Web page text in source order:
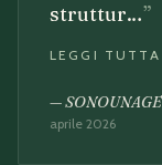
struttur…”
LEGGI TUTTA
—
aprile 2026